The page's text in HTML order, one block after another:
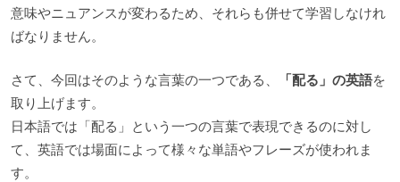
意味やニュアンスが変わるため、それらも併せて学習しなけれ
ばなりません。
さて、今回はそのような言葉の一つである、 「配る」の英語を
取り上げます。
日本語では「配る」という一つの言葉で表現できるのに対し
て、英語では場面によって様々な単語やフレーズが使われま
す。